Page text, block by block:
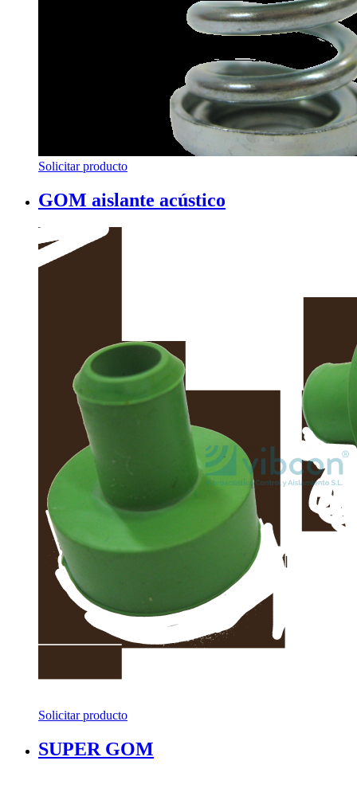
Solicitar producto
GOM aislante acústico
Solicitar producto
SUPER GOM